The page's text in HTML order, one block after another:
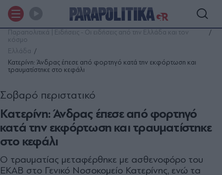
Παραπολιτικά | Ειδήσεις - Οι ειδήσεις από την Ελλάδα και τον
κόσμο
Ελλάδα
Κατερίνη: Άνδρας έπεσε από φορτηγό κατά την εκφόρτωση και
τραυματίστηκε στο κεφάλι
Κατερίνη: Άνδρας έπεσε από φορτηγό
κατά την εκφόρτωση και τραυματίστηκε
στο κεφάλι
Σοβαρό περιστατικό
Ο τραυματίας μεταφέρθηκε με ασθενοφόρο του
ΕΚΑΒ στο Γενικό Νοσοκομείο Κατερίνης, ενώ τα